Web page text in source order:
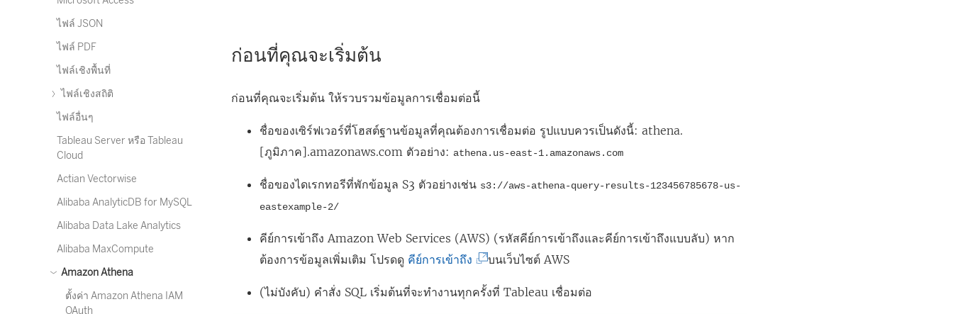
ไฟล์ JSON
ไฟล์ PDF
ไฟล์เชิงพื้นที่
ไฟล์เชิงสถิติ
ไฟล์อื่นๆ
Tableau Server หรือ Tableau
Cloud
Actian Vectorwise
Alibaba AnalyticDB for MySQL
Alibaba Data Lake Analytics
Alibaba MaxCompute
Amazon Athena
ตั้งค่า Amazon Athena IAM
OAuth
ก่อนที่คุณจะเริ่มต้น
ก่อนที่คุณจะเริ่มต้น ให้รวบรวมข้อมูลการเชื่อมต่อนี้
ชื่อของเซิร์ฟเวอร์ที่โฮสต์ฐานข้อมูลที่คุณต้องการเชื่อมต่อ รูปแบบควรเป็นดังนี้: athena.
[ภูมิภาค].amazonaws.com ตัวอย่าง: athena.us-east-1.amazonaws.com
ชื่อของไดเรกทอรีที่พักข้อมูล S3 ตัวอย่างเช่น s3://aws-athena-query-results-123456785678-us-
eastexample-2/
คีย์การเข้าถึง Amazon Web Services (AWS) (รหัสคีย์การเข้าถึงและคีย์การเข้าถึงแบบลับ) หาก
ต้องการข้อมูลเพิ่มเติม โปรดดู คีย์การเข้าถึง (
บนเว็บไซต์ AWS
(ไม่บังคับ) คำสั่ง SQL เริ่มต้นที่จะทำงานทุกครั้งที่ Tableau เชื่อมต่อ